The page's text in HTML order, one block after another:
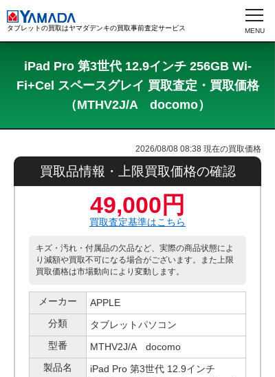
タブレットの買取はヤマダデンキの買取事前査定サービス
iPad Pro 第3世代 12.9インチ 256GB Wi-
Fi+Cel スペースグレイ 買取査定・買取価格
（MTHV2J/A docomo）
2026/08/08 08:38 現在の買取価格
買取品情報・上限買取価格の確認
49,000円
買取査定基準はこちら
キズ・汚れ・付属品の欠品など、実際の商品状態によ
り減額や買取不可になる場合がございます。また上限
買取価格は市場動向により変動します。
メーカー
APPLE
分類
タブレットパソコン
型番
MTHV2J/A docomo
製品名
iPad Pro 第3世代 12.9インチ